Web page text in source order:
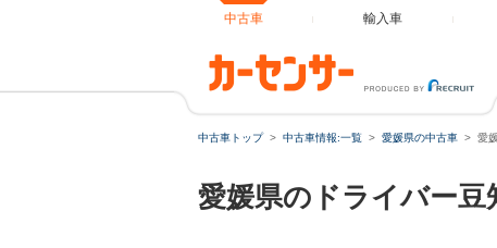
中古車 輸入車
中古車トップ 中古車情報:一覧 愛媛県の中古車 愛
愛媛県のドライバー豆